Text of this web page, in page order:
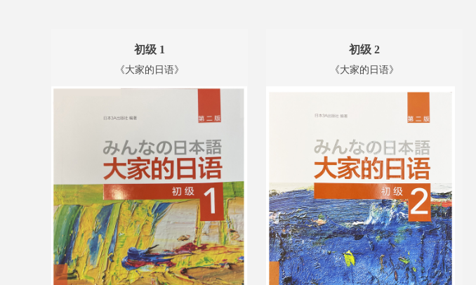
《大家的日语》
初级 1 初级 2
《大家的日语》